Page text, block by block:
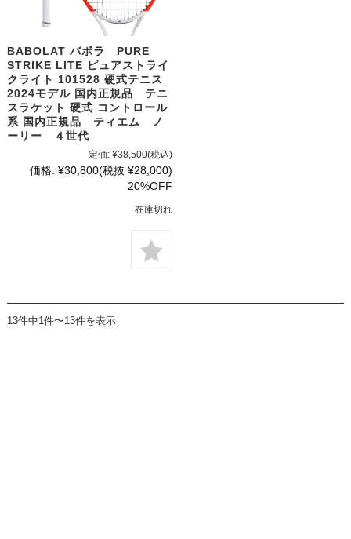
BABOLAT バボラ PURE
STRIKE LITE ピュアストライ
クライト 101528 硬式テニス
2024モデル 国内正規品 テニ
スラケット 硬式 コントロール
系 国内正規品 ティエム ノ
ーリー ４世代
定価: ¥38,500(税込)
価格: ¥30,800(税抜 ¥28,000)
20%OFF
在庫切れ
13件中1件〜13件を表示